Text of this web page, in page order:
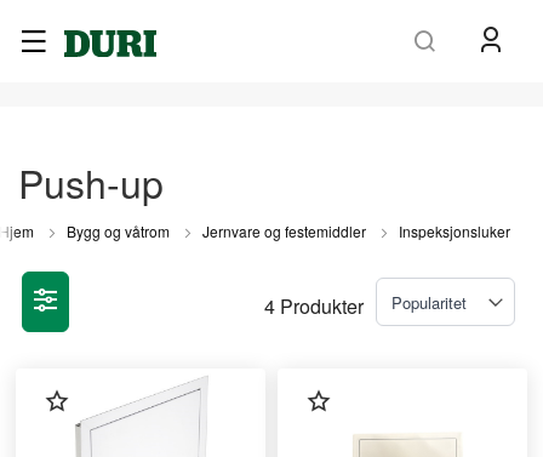
Push-up
Hjem Bygg og våtrom Jernvare og festemiddler Inspeksjonsluker
4 Produkter